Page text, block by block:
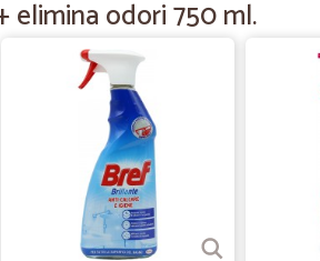
Monica Virsetti
in continuo miglioramento, ma attenzione a ciò che
per indisponibilità nel magazzino o altro.
elimina odori 750 ml.